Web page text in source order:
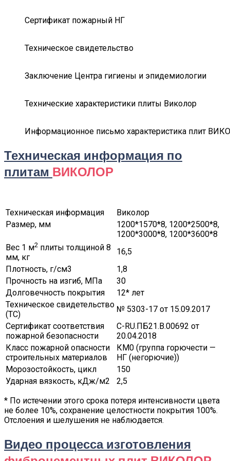
Сертификат пожарный НГ
Техническое свидетельство
Заключение Центра гигиены и эпидемиологии
Технические характеристики плиты Виколор
Информационное письмо характеристика плит
Техническая информация по
плитам ВИКОЛОР
Техническая информация
Виколор
Размер, мм
1200*1570*8, 1200*2500*8,
1200*3000*8, 1200*3600*8
Вес 1 м2 плиты толщиной 8
мм, кг
16,5
Плотность, г/см3
1,8
Прочность на изгиб, МПа
30
Долговечность покрытия
12* лет
Техническое свидетельство
(ТС)
№ 5303-17 от 15.09.2017
Сертификат соответствия
пожарной безопасности
C-RU.ПБ21.В.00692 от
20.04.2018
Класс пожарной опасности
строительных материалов
КМ0 (группа горючести —
НГ (негорючие))
Морозостойкость, цикл
150
Ударная вязкость, кДж/м2
2,5
* По истечении этого срока потеря интенсивности цвета
не более 10%, сохранение целостности покрытия 100%.
Отслоения и шелушения не наблюдается.
Видео процесса изготовления